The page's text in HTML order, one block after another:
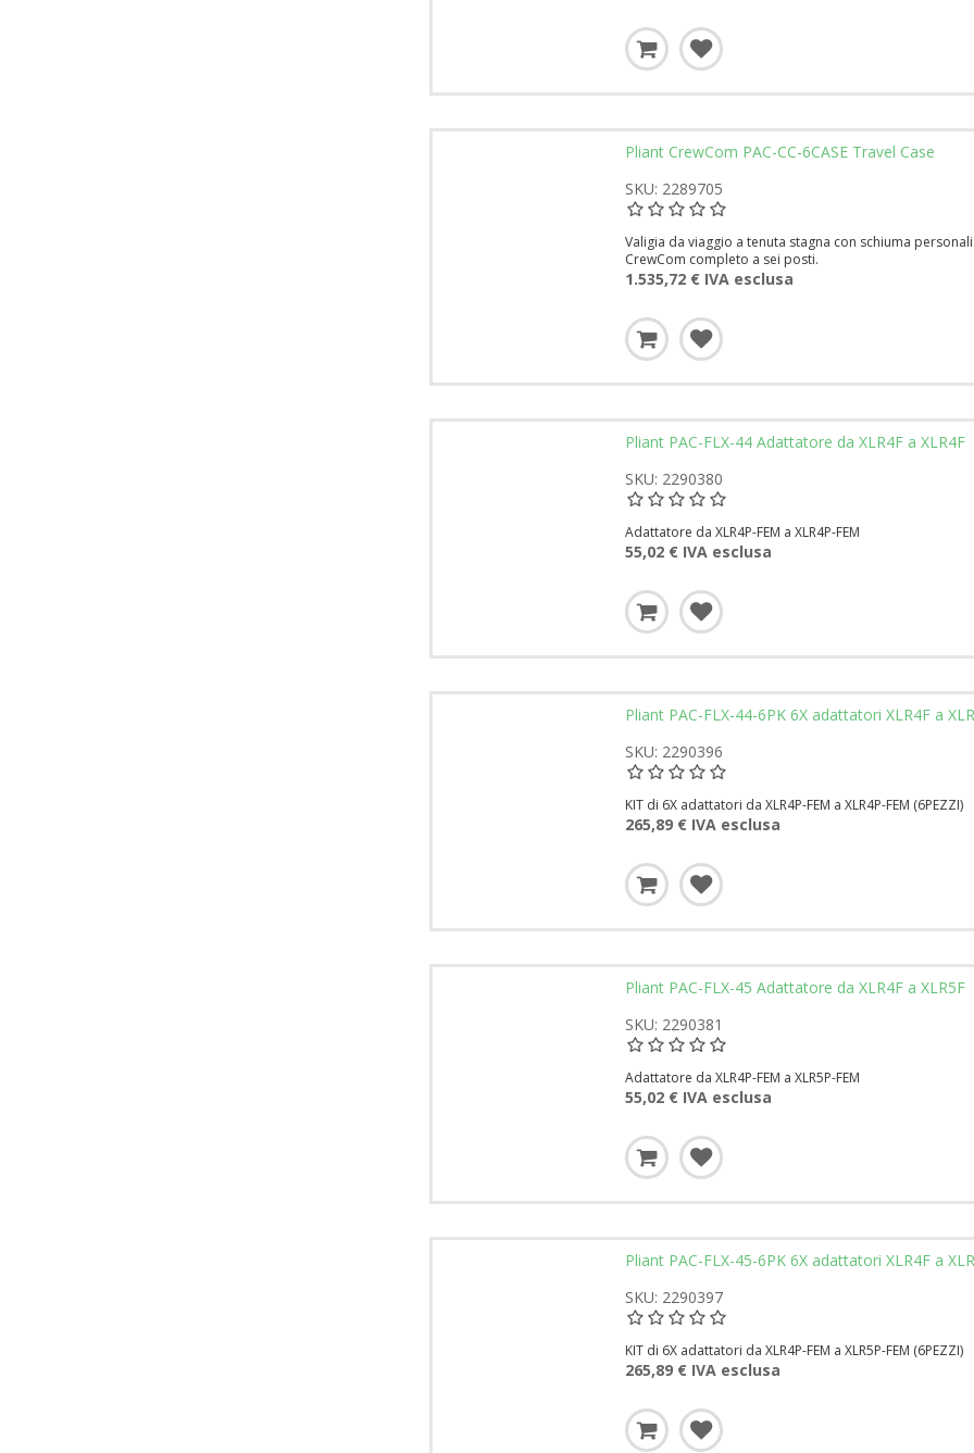
Pliant CrewCom PAC-CC-6CASE Travel Case
SKU: 2289705
Valigia da viaggio a tenuta stagna con schiuma
CrewCom completo a sei posti.
1.535,72 € IVA esclusa
Pliant PAC-FLX-44 Adattatore da XLR4F a XLR4F
SKU: 2290380
Adattatore da XLR4P-FEM a XLR4P-FEM
55,02 € IVA esclusa
Pliant PAC-FLX-44-6PK 6X adattatori XLR4F a
SKU: 2290396
KIT di 6X adattatori da XLR4P-FEM a XLR4P-FEM (6PEZZI)
265,89 € IVA esclusa
Pliant PAC-FLX-45 Adattatore da XLR4F a XLR5F
SKU: 2290381
Adattatore da XLR4P-FEM a XLR5P-FEM
55,02 € IVA esclusa
Pliant PAC-FLX-45-6PK 6X adattatori XLR4F a
SKU: 2290397
KIT di 6X adattatori da XLR4P-FEM a XLR5P-FEM (6PEZZI)
265,89 € IVA esclusa